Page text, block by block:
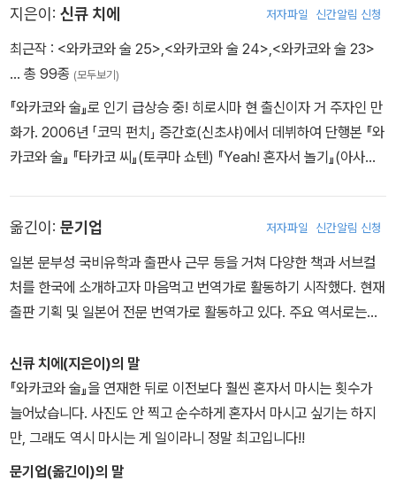
지은이: 신큐 치에 저자파일 신간알림 신청
최근작 : <와카코와 술 25> <와카코와 술 24> <와카코와 술 23>
… 총 99종 (모두보기)
『와카코와 술』로 인기 급상승 중! 히로시마 현 출신이자 거 주자인 만
화가. 2006년 「코믹 펀치」 증간호(신초샤)에서 데뷔하여 단행본 『와
카코와 술』 『타카코 씨』(토쿠마 쇼텐) 『Yeah! 혼자서 놀기』(아사히
로 많습니다. 고향인 히로시마마저도 가볍게 뛰어넘다니… 신기해요!
옮긴이: 문기업 저자파일 신간알림 신청
일본 문부성 국비유학과 출판사 근무 등을 거쳐 다양한 책과 서브컬
처를 한국에 소개하고자 마음먹고 번역가로 활동하기 시작했다. 현재
출판 기획 및 일본어 전문 번역가로 활동하고 있다. 주요 역서로는
있다.
신큐 치에(지은이)의 말
『와카코와 술』을 연재한 뒤로 이전보다 훨씬 혼자서 마시는 횟수가
늘어났습니다. 사진도 안 찍고 순수하게 혼자서 마시고 싶기는 하지
만, 그래도 역시 마시는 게 일이라니 정말 최고입니다!!
문기업(옮긴이)의 말